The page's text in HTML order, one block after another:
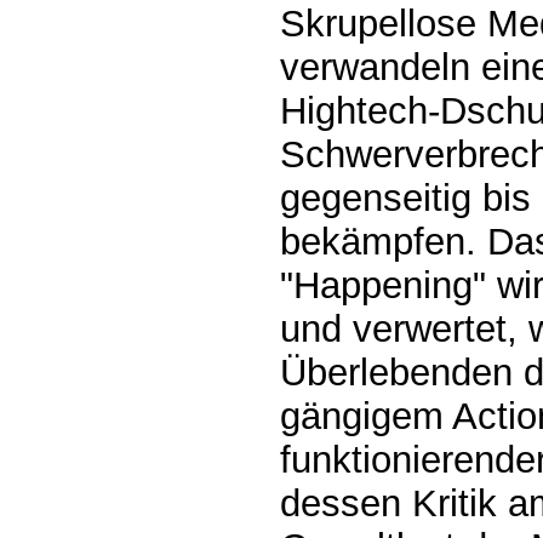
Skrupellose
verwandeln
Hightech-
gegenseitig
bekämpfen.
"Happening"
und verwertet,
Überlebenden
gängigem
dessen Kritik